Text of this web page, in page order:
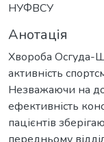
НУФВСУ
Анотація
Хвороба Осгуда-
активність
Незважаючи на
ефективність
пацієнтів